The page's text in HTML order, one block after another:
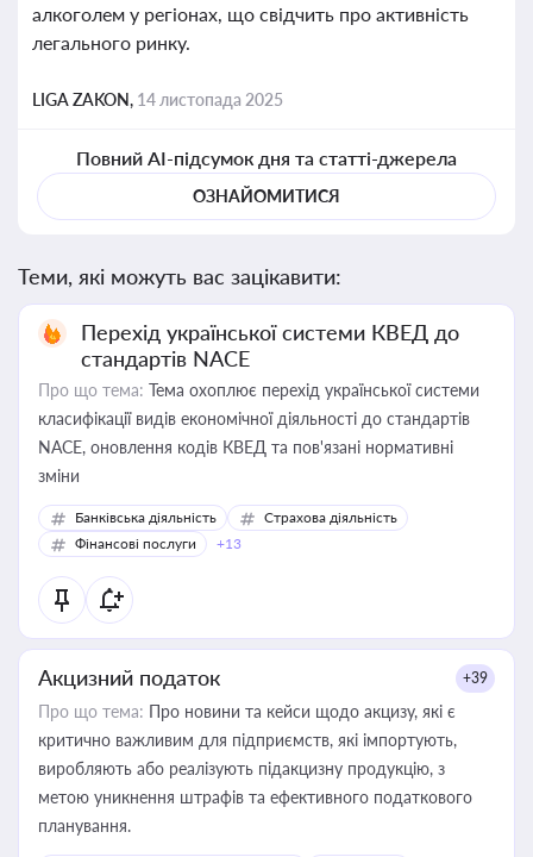
алкоголем у регіонах, що свідчить про активність
легального ринку.
LIGA ZAKON, 14 листопада 2025
Повний AI-підсумок дня та статті-джерела
ОЗНАЙОМИТИСЯ
Теми, які можуть вас зацікавити:
Перехід української системи КВЕД до
стандартів NACE
Про що тема: Тема охоплює перехід української системи
класифікації видів економічної діяльності до стандартів
NACE, оновлення кодів КВЕД та пов'язані нормативні
зміни
Банківська діяльність
Страхова діяльність
Фінансові послуги
+13
Акцизний податок +39
Про що тема: Про новини та кейси щодо акцизу, які є
критично важливим для підприємств, які імпортують,
виробляють або реалізують підакцизну продукцію, з
метою уникнення штрафів та ефективного податкового
планування.